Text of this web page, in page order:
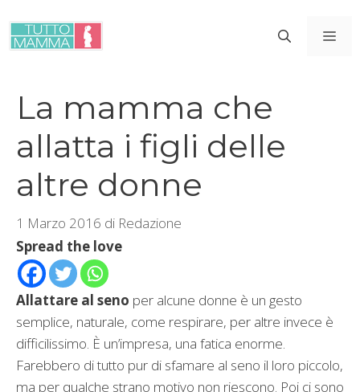
contenuto
La mamma che
allatta i figli delle
altre donne
1 Marzo 2016 di Redazione
Spread the love
Allattare al seno per alcune donne è un gesto
semplice, naturale, come respirare, per altre invece è
difficilissimo. È un’impresa, una fatica enorme.
Farebbero di tutto pur di sfamare al seno il loro piccolo,
ma per qualche strano motivo non riescono. Poi ci sono